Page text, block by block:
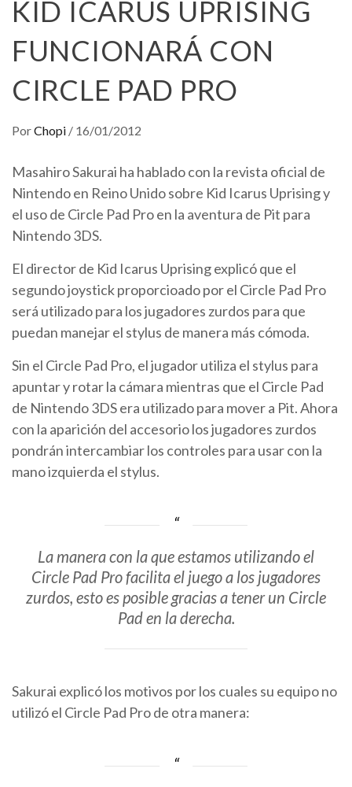
KID ICARUS UPRISING
FUNCIONARÁ CON
CIRCLE PAD PRO
PorChopi / 16/01/2012
Masahiro Sakurai ha hablado con la revista oficial de
Nintendo en Reino Unido sobre Kid Icarus Uprising y
el uso de Circle Pad Pro en la aventura de Pit para
Nintendo 3DS.
El director de Kid Icarus Uprising explicó que el
segundo joystick proporcioado por el Circle Pad Pro
será utilizado para los jugadores zurdos para que
puedan manejar el stylus de manera más cómoda.
Sin el Circle Pad Pro, el jugador utiliza el stylus para
apuntar y rotar la cámara mientras que el Circle Pad
de Nintendo 3DS era utilizado para mover a Pit. Ahora
con la aparición del accesorio los jugadores zurdos
pondrán intercambiar los controles para usar con la
mano izquierda el stylus.
La manera con la que estamos utilizando el
Circle Pad Pro facilita el juego a los jugadores
zurdos, esto es posible gracias a tener un Circle
Pad en la derecha.
Sakurai explicó los motivos por los cuales su equipo no
utilizó el Circle Pad Pro de otra manera: